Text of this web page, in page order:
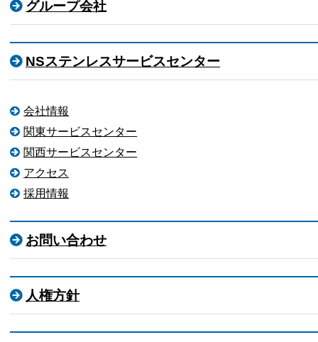
グループ会社
NSステンレスサービスセンター
会社情報
関東サービスセンター
関西サービスセンター
アクセス
採用情報
お問い合わせ
人権方針